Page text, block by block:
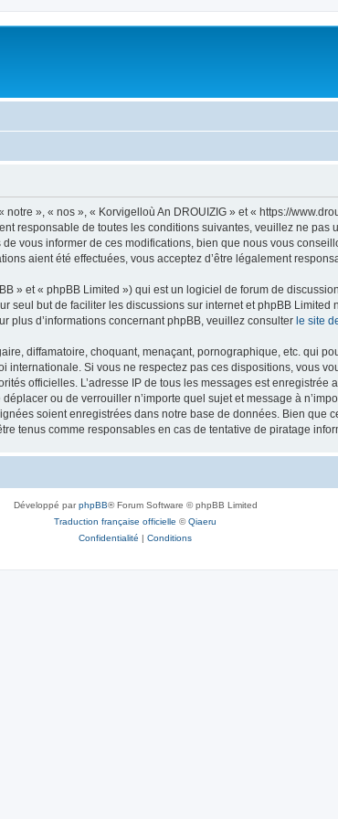
», « nos », « Korvigelloù An DROUIZIG » et « https://
responsable de toutes les conditions suivantes, veuillez ne pas
vous informer de ces modifications, bien que nous vous
aient été effectuées, vous acceptez d’être légalement
» et « phpBB Limited ») qui est un logiciel de forum de
seul but de faciliter les discussions sur internet et phpBB
plus d’informations concernant phpBB, veuillez consulter le site
diffamatoire, choquant, menaçant, pornographique, etc. qui
Si vous ne respectez pas ces dispositions, vous
officielles. L’adresse IP de tous les messages est
ou de verrouiller n’importe quel sujet et message à
soient enregistrées dans notre base de données. Bien que
tenus comme responsables en cas de tentative de piratage
Développé parphpBB® Forum Software © phpBB Limited
Traduction française officielle ©Qiaeru
Confidentialité | Conditions